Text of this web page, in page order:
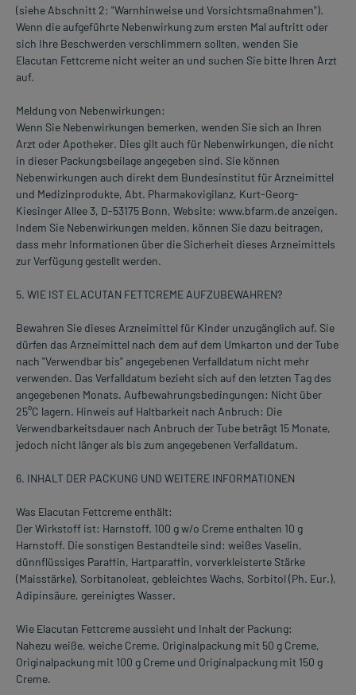
(siehe Abschnitt 2: "Warnhinweise und Vorsichtsmaßnahmen").
Wenn die aufgeführte Nebenwirkung zum ersten Mal auftritt oder
sich Ihre Beschwerden verschlimmern sollten, wenden Sie
Elacutan Fettcreme nicht weiter an und suchen Sie bitte Ihren Arzt
auf.
Meldung von Nebenwirkungen:
Wenn Sie Nebenwirkungen bemerken, wenden Sie sich an Ihren
Arzt oder Apotheker. Dies gilt auch für Nebenwirkungen, die nicht
in dieser Packungsbeilage angegeben sind. Sie können
Nebenwirkungen auch direkt dem Bundesinstitut für Arzneimittel
und Medizinprodukte, Abt. Pharmakovigilanz, Kurt-Georg-
Kiesinger Allee 3, D-53175 Bonn, Website: www.bfarm.de anzeigen.
Indem Sie Nebenwirkungen melden, können Sie dazu beitragen,
dass mehr Informationen über die Sicherheit dieses Arzneimittels
zur Verfügung gestellt werden.
5. WIE IST ELACUTAN FETTCREME AUFZUBEWAHREN?
Bewahren Sie dieses Arzneimittel für Kinder unzugänglich auf. Sie
dürfen das Arzneimittel nach dem auf dem Umkarton und der Tube
nach "Verwendbar bis" angegebenen Verfalldatum nicht mehr
verwenden. Das Verfalldatum bezieht sich auf den letzten Tag des
angegebenen Monats. Aufbewahrungsbedingungen: Nicht über
25°C lagern. Hinweis auf Haltbarkeit nach Anbruch: Die
Verwendbarkeitsdauer nach Anbruch der Tube beträgt 15 Monate,
jedoch nicht länger als bis zum angegebenen Verfalldatum.
6. INHALT DER PACKUNG UND WEITERE INFORMATIONEN
Was Elacutan Fettcreme enthält:
Der Wirkstoff ist: Harnstoff. 100 g w/o Creme enthalten 10 g
Harnstoff. Die sonstigen Bestandteile sind: weißes Vaselin,
dünnflüssiges Paraffin, Hartparaffin, vorverkleisterte Stärke
(Maisstärke), Sorbitanoleat, gebleichtes Wachs, Sorbitol (Ph. Eur.),
Adipinsäure, gereinigtes Wasser.
Wie Elacutan Fettcreme aussieht und Inhalt der Packung:
Nahezu weiße, weiche Creme. Originalpackung mit 50 g Creme,
Originalpackung mit 100 g Creme und Originalpackung mit 150 g
Creme.